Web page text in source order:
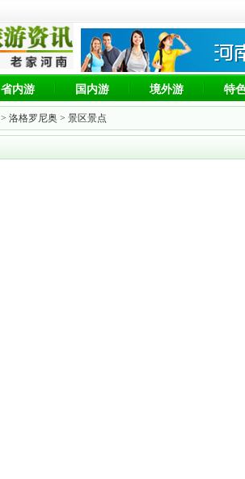
省内游 国内游 境外游 特
> 洛格罗尼奥 > 景区景点